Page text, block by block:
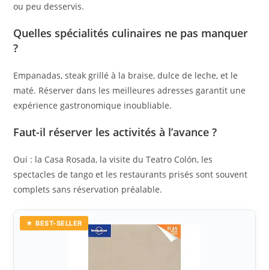
ou peu desservis.
Quelles spécialités culinaires ne pas manquer
?
Empanadas, steak grillé à la braise, dulce de leche, et le
maté. Réserver dans les meilleures adresses garantit une
expérience gastronomique inoubliable.
Faut-il réserver les activités à l’avance ?
Oui : la Casa Rosada, la visite du Teatro Colón, les
spectacles de tango et les restaurants prisés sont souvent
complets sans réservation préalable.
★ BEST-SELLER